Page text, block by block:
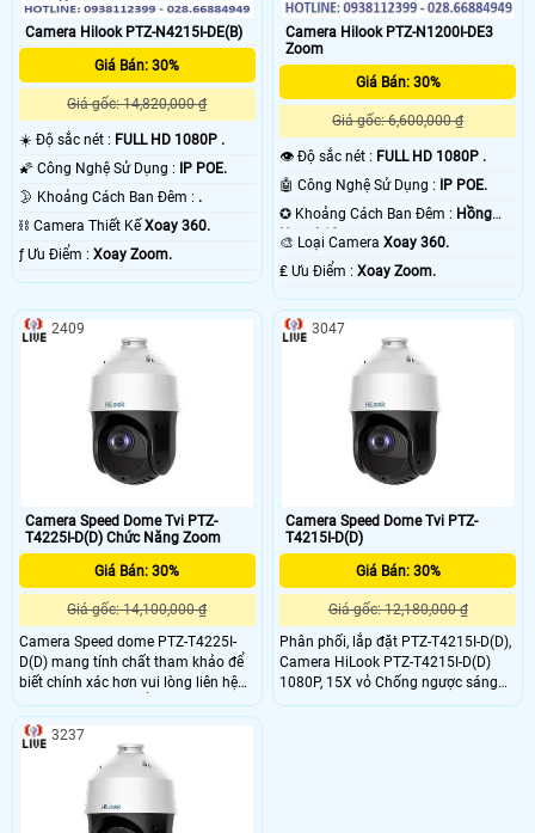
Camera Hilook PTZ-N4215I-DE(B)
Giá Bán: 30%
Giá gốc: 14,820,000 ₫
☀️ Độ sắc nét : FULL HD 1080P .
🌠 Công Nghệ Sử Dụng : IP POE.
🌛 Khoảng Cách Ban Đêm : .
⛓ Camera Thiết KếXoay 360.
️ƒ Ưu Điểm : Xoay Zoom.
Camera Hilook PTZ-N1200I-DE3
Zoom
Giá Bán: 30%
Giá gốc: 6,600,000 ₫
👁 Độ sắc nét : FULL HD 1080P .
🤖️ Công Nghệ Sử Dụng : IP POE.
✪ Khoảng Cách Ban Đêm : Hồng
Ngoại 10m .
🎨 Loại CameraXoay 360.
️₤ Ưu Điểm :Xoay Zoom.
Camera Speed Dome Tvi PTZ-
T4225I-D(D) Chức Năng Zoom
Giá Bán: 30%
Giá gốc: 14,100,000 ₫
Camera Speed dome PTZ-T4225I-
D(D) mang tính chất tham khảo để
biết chính xác hơn vui lòng liên hệ
bộ phận kỹ thuật để được tư vấn
thêm, Hiện nay nổi bật trên thị
trường là dòng PTZ-T4225I-D(D) của
hãng được sản xuất và lắp đặt của
Camera HIKVISON. Thương hiệu
Camera HIKVISON nổi tiếng đơn
giản vì chất lượng camera tốt, độ
2409
Camera Speed Dome Tvi PTZ-
T4215I-D(D)
Giá Bán: 30%
Giá gốc: 12,180,000 ₫
Phân phối, lắp đặt PTZ-T4215I-D(D),
Camera HiLook PTZ-T4215I-D(D)
1080P, 15X vỏ Chống ngược sáng
WDR 120dB giá rẻ, chiết khấu cao,
3047
3237